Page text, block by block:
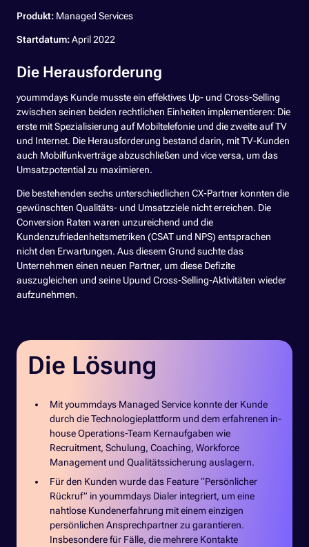
Produkt: Managed Services
Startdatum:April 2022
Die Herausforderung
yoummdays Kunde musste ein effektives Up- und Cross-Selling
zwischen seinen beiden rechtlichen Einheiten implementieren: Die
erste mit Spezialisierung auf Mobiltelefonie und die zweite auf TV
und Internet. Die Herausforderung bestand darin, mit TV-Kunden
auch Mobilfunkverträge abzuschließen und vice versa, um das
Umsatzpotential zu maximieren.
Die bestehenden sechs unterschiedlichen CX-Partner konnten die
gewünschten Qualitäts- und Umsatzziele nicht erreichen. Die
Conversion Raten waren unzureichend und die
Kundenzufriedenheitsmetriken (CSAT und NPS) entsprachen
nicht den Erwartungen. Aus diesem Grund suchte das
Unternehmen einen neuen Partner, um diese Defizite
auszugleichen und seine Upund Cross-Selling-Aktivitäten wieder
aufzunehmen.
Die Lösung
Mit yoummdays Managed Service konnte der Kunde
durch die Technologieplattform und dem erfahrenen in-
house Operations-Team Kernaufgaben wie
Recruitment, Schulung, Coaching, Workforce
Management und Qualitätssicherung auslagern.
Für den Kunden wurde das Feature “Persönlicher
Rückruf” in yoummdays Dialer integriert, um eine
nahtlose Kundenerfahrung mit einem einzigen
persönlichen Ansprechpartner zu garantieren.
Insbesondere für Fälle, die mehrere Kontakte